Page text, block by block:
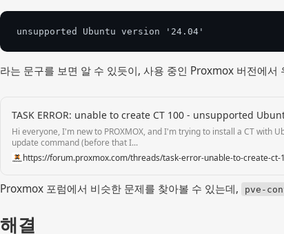
unsupported Ubuntu version '24.04'
라는 문구를 보면 알 수 있듯이, 사용 중인 Proxmox 버전에
TASK ERROR: unable to create CT 100 - unsupported
Hi everyone, I'm new to PROXMOX, and I'm trying to install a CT with
update command (before that I...
https://forum.proxmox.com/threads/task-error-unable-to-create-
Proxmox 포럼에서 비슷한 문제를 찾아볼 수 있는데, pve-
해결